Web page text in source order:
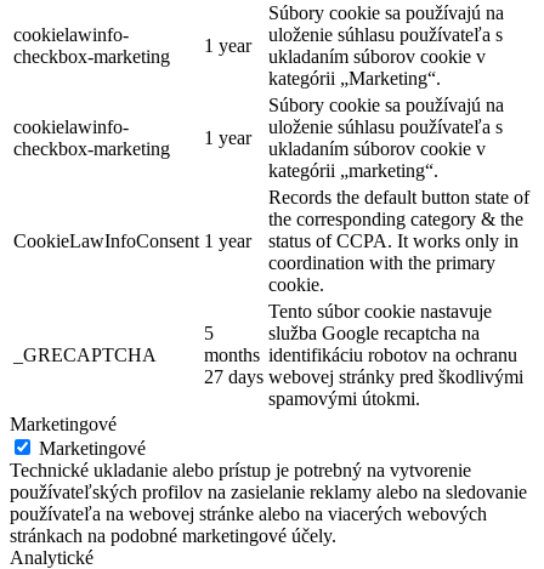
cookielawinfo-
checkbox-marketing
1 year
Súbory cookie sa používajú na
uloženie súhlasu používateľa s
ukladaním súborov cookie v
kategórii „Marketing“.
cookielawinfo-
checkbox-marketing
1 year
Súbory cookie sa používajú na
uloženie súhlasu používateľa s
ukladaním súborov cookie v
kategórii „marketing“.
CookieLawInfoConsent 1 year
Records the default button state of
the corresponding category & the
status of CCPA. It works only in
coordination with the primary
cookie.
_GRECAPTCHA
5
months
27 days
Tento súbor cookie nastavuje
služba Google recaptcha na
identifikáciu robotov na ochranu
webovej stránky pred škodlivými
spamovými útokmi.
Marketingové
Marketingové
Technické ukladanie alebo prístup je potrebný na vytvorenie
používateľských profilov na zasielanie reklamy alebo na sledovanie
používateľa na webovej stránke alebo na viacerých webových
stránkach na podobné marketingové účely.
Analytické